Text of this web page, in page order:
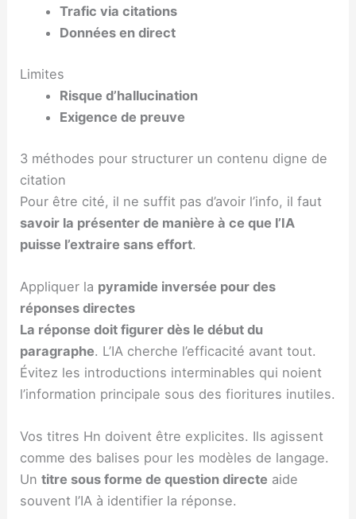
Trafic via citations
Données en direct
Limites
Risque d’hallucination
Exigence de preuve
3 méthodes pour structurer un contenu digne de
citation
Pour être cité, il ne suffit pas d’avoir l’info, il faut
savoir la présenter de manière à ce que l’IA
puisse l’extraire sans effort.
Appliquer la pyramide inversée pour des
réponses directes
La réponse doit figurer dès le début du
paragraphe. L’IA cherche l’efficacité avant tout.
Évitez les introductions interminables qui noient
l’information principale sous des fioritures inutiles.
Vos titres Hn doivent être explicites. Ils agissent
comme des balises pour les modèles de langage.
Untitre sous forme de question directe aide
souvent l’IA à identifier la réponse.